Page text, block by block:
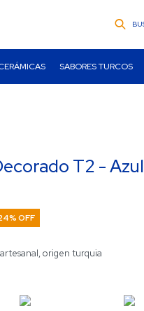
SABORES TURCOS
T2 - Azul
origen turquia